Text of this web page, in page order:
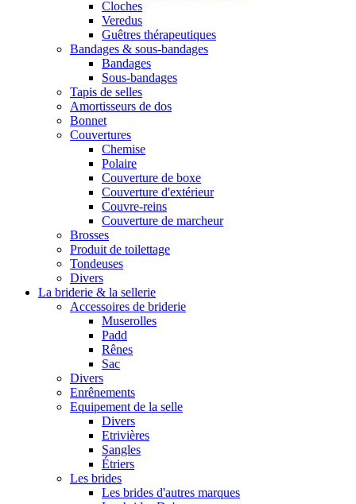
Cloches
Veredus
Guêtres thérapeutiques
Bandages & sous-bandages
Bandages
Sous-bandages
Tapis de selles
Amortisseurs de dos
Bonnet
Couvertures
Chemise
Polaire
Couverture de boxe
Couverture d'extérieur
Couvre-reins
Couverture de marcheur
Brosses
Produit de toilettage
Tondeuses
Divers
La briderie & la sellerie
Accessoires de briderie
Muserolles
Padd
Rênes
Sac
Divers
Enrênements
Equipement de la selle
Divers
Etrivières
Sangles
Étriers
Les brides
Les brides d'autres marques